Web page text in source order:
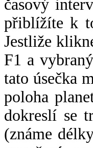
časový
přiblížíte k
Jestliže
F1 a
tato úsečka
poloha
dokreslí se
(známe